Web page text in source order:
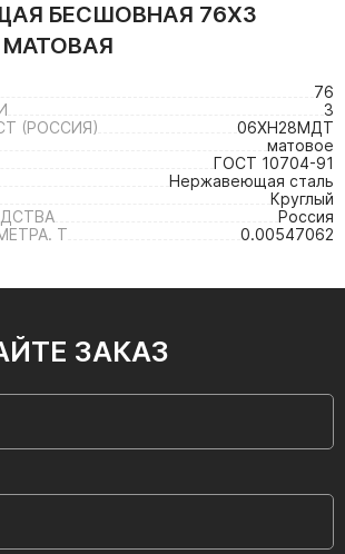
БЕСШОВНАЯ 76Х3
76
3
(РОССИЯ)
06ХН28МДТ
матовое
ГОСТ 10704-91
Нержавеющая сталь
Круглый
Россия
Т
0.00547062
ЗАКАЗ